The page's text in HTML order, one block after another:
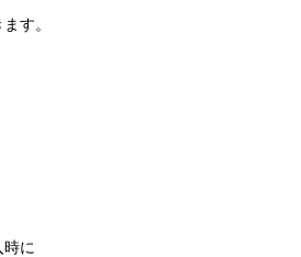
す。
時に